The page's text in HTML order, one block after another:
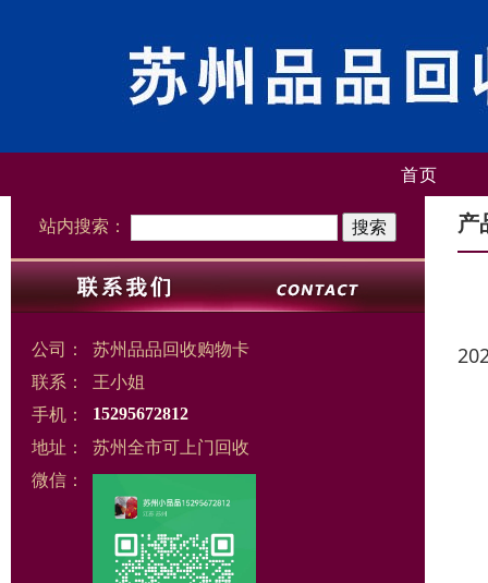
首页
站内搜索：
公司：
苏州品品回收购物卡
联系：
王小姐
手机：
15295672812
地址：
苏州全市可上门回收
微信：
产